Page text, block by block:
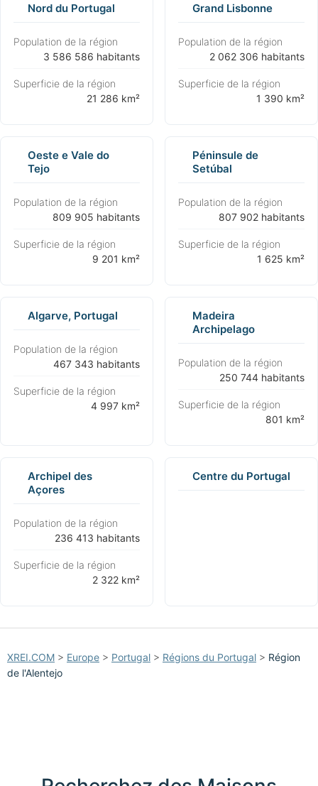
Nord du Portugal
Population de la région
⁨3 586 586 habitants⁩
Superficie de la région
⁨21 286 km²⁩
Grand Lisbonne
Population de la région
⁨2 062 306 habitants⁩
Superficie de la région
⁨1 390 km²⁩
Oeste e Vale do
Tejo
Population de la région
⁨809 905 habitants⁩
Superficie de la région
⁨9 201 km²⁩
Péninsule de
Setúbal
Population de la région
⁨807 902 habitants⁩
Superficie de la région
⁨1 625 km²⁩
Algarve, Portugal
Population de la région
⁨467 343 habitants⁩
Superficie de la région
⁨4 997 km²⁩
Madeira
Archipelago
Population de la région
⁨250 744 habitants⁩
Superficie de la région
⁨801 km²⁩
Archipel des
Açores
Population de la région
⁨236 413 habitants⁩
Superficie de la région
⁨2 322 km²⁩
Centre du Portugal
XREI.COM > Europe > Portugal > Régions du Portugal > Région
de l'Alentejo